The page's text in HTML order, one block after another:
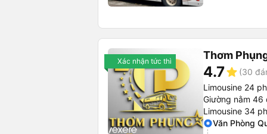
Xác nhận tức thì Thơm
4.7star (30
Limousine 24
Giường nằm 46
Limousine 34
Văn Phòng